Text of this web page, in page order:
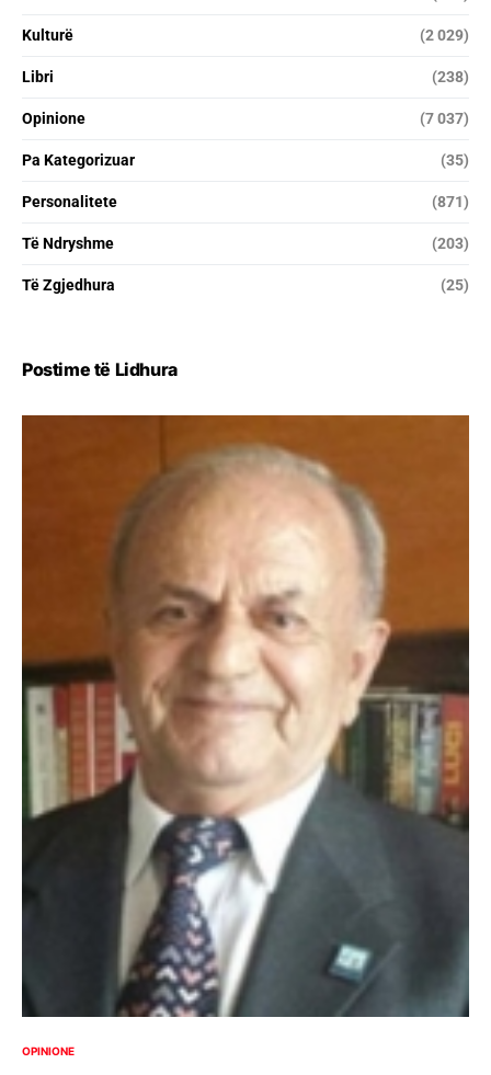
Kulturë (2 029)
Libri (238)
Opinione (7 037)
Pa Kategorizuar (35)
Personalitete (871)
Të Ndryshme (203)
Të Zgjedhura (25)
Postime të Lidhura
OPINIONE